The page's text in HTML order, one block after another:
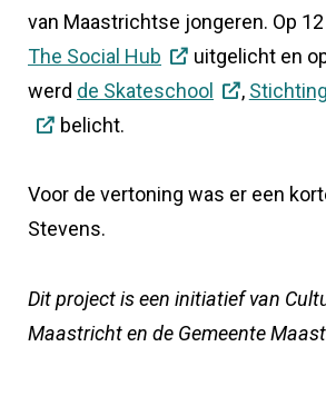
van Maastrichtse jongeren. Op
The Social Hub
uitgelicht en
werd de Skateschool ,
belicht.
Voor de vertoning was er een
Stevens.
Dit project is een initiatief van
Maastricht en de Gemeente